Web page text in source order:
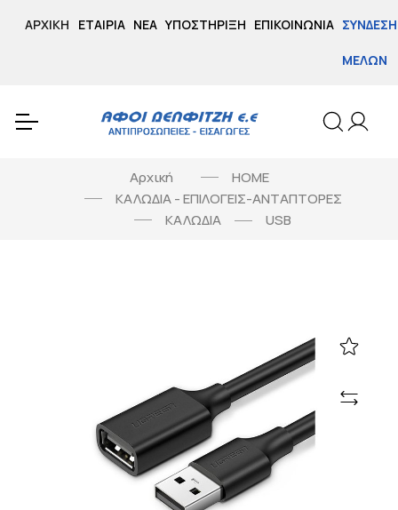
ΑΡΧΙΚΉ ΕΤΑΙΡΊΑ ΝΈΑ ΥΠΟΣΤΉΡΙΞΗ ΕΠΙΚΟΙΝΩΝΊΑ ΣΎΝΔΕΣΗ
ΜΕΛΏΝ
Αρχική
HOME
ΚΑΛΩΔΙΑ - ΕΠΙΛΟΓΕΙΣ-ΑΝΤΑΠΤΟΡΕΣ
ΚΑΛΩΔΙΑ
USB